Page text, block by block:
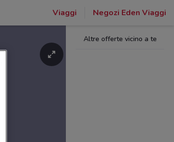
Viaggi Negozi Eden Viaggi
Altre offerte vicino a te